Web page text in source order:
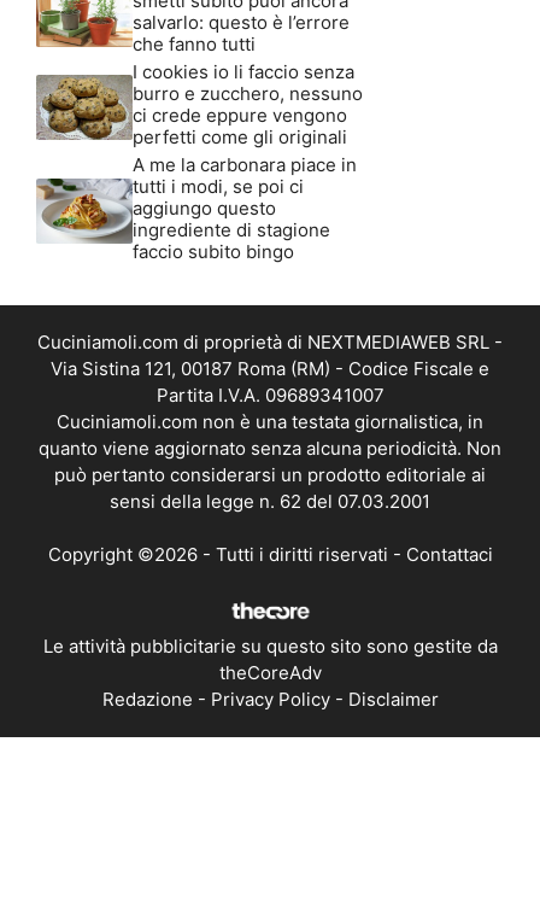
salvarlo: questo è l’errore
che fanno tutti
I cookies io li faccio senza
burro e zucchero, nessuno
ci crede eppure vengono
perfetti come gli originali
A me la carbonara piace in
tutti i modi, se poi ci
aggiungo questo
ingrediente di stagione
faccio subito bingo
Cuciniamoli.com di proprietà di NEXTMEDIAWEB SRL -
Via Sistina 121, 00187 Roma (RM) - Codice Fiscale e
Partita I.V.A. 09689341007
Cuciniamoli.com non è una testata giornalistica, in
quanto viene aggiornato senza alcuna periodicità. Non
può pertanto considerarsi un prodotto editoriale ai
sensi della legge n. 62 del 07.03.2001
Copyright ©2026 - Tutti i diritti riservati - Contattaci
Le attività pubblicitarie su questo sito sono gestite da
theCoreAdv
Redazione - Privacy Policy- Disclaimer